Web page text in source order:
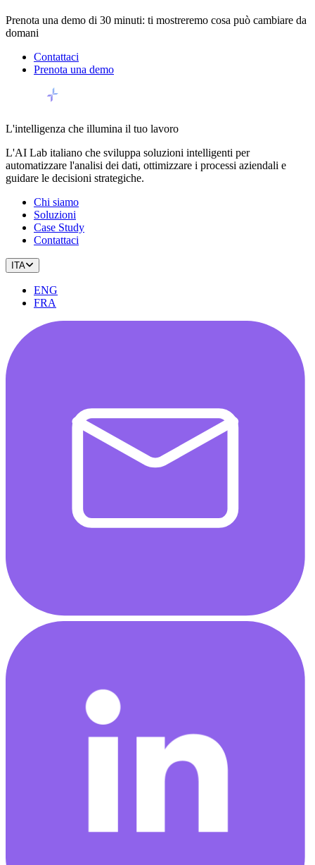
Prenota una demo di 30 minuti: ti mostreremo cosa può cambiare da
domani
Contattaci
Prenota una demo
L'intelligenza che illumina il tuo lavoro
L'AI Lab italiano che sviluppa soluzioni intelligenti per
automatizzare l'analisi dei dati, ottimizzare i processi aziendali e
guidare le decisioni strategiche.
Chi siamo
Soluzioni
Case Study
Contattaci
ITA
ENG
FRA